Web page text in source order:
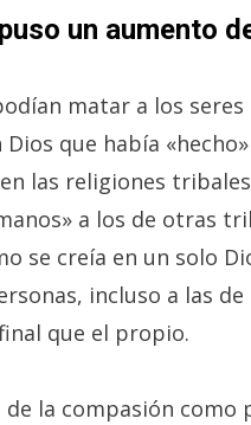
un aumento
matar a los
que había
las religiones
a los de otras
se creía en un solo
incluso a las
que el propio.
la compasión